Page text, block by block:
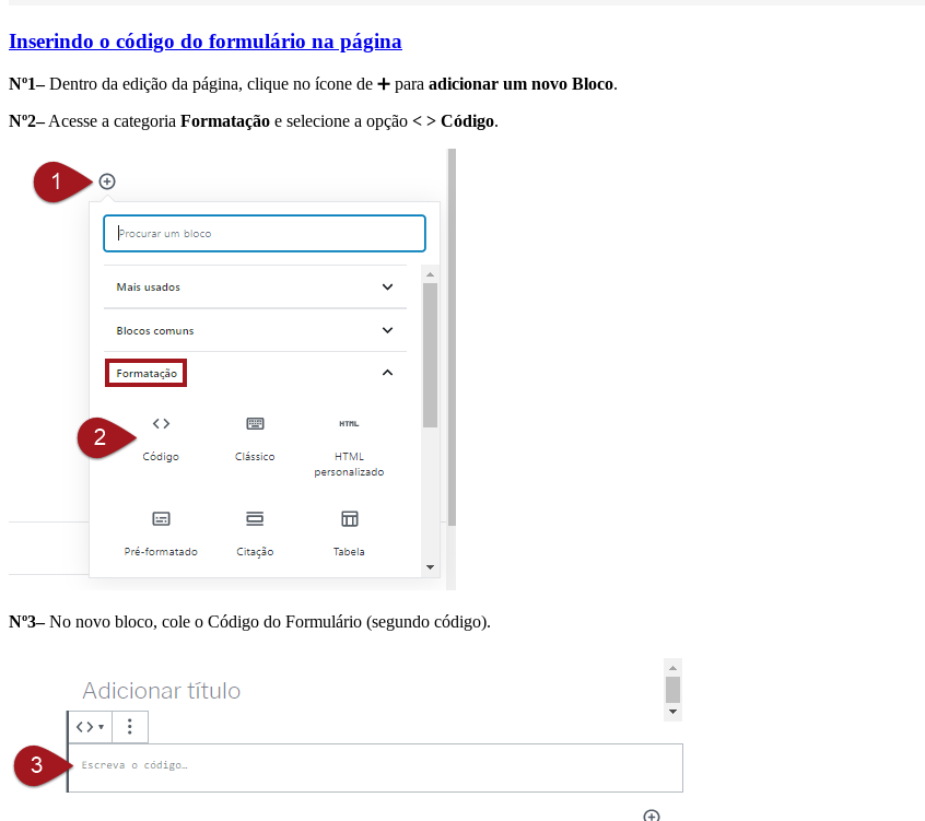
Inserindo o código do formulário na página
Nº1–Dentro da edição da página, clique no ícone de ➕ para adicionar um novo Bloco.
Nº2–Acesse a categoria Formatação e selecione a opção < > Código.
Nº3–No novo bloco, cole o Código do Formulário (segundo código).